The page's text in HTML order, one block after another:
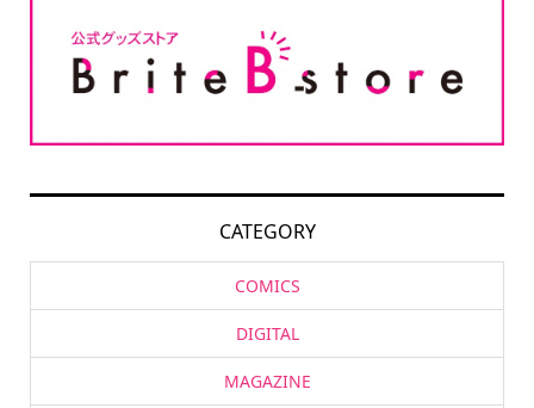
CATEGORY
COMICS
DIGITAL
MAGAZINE